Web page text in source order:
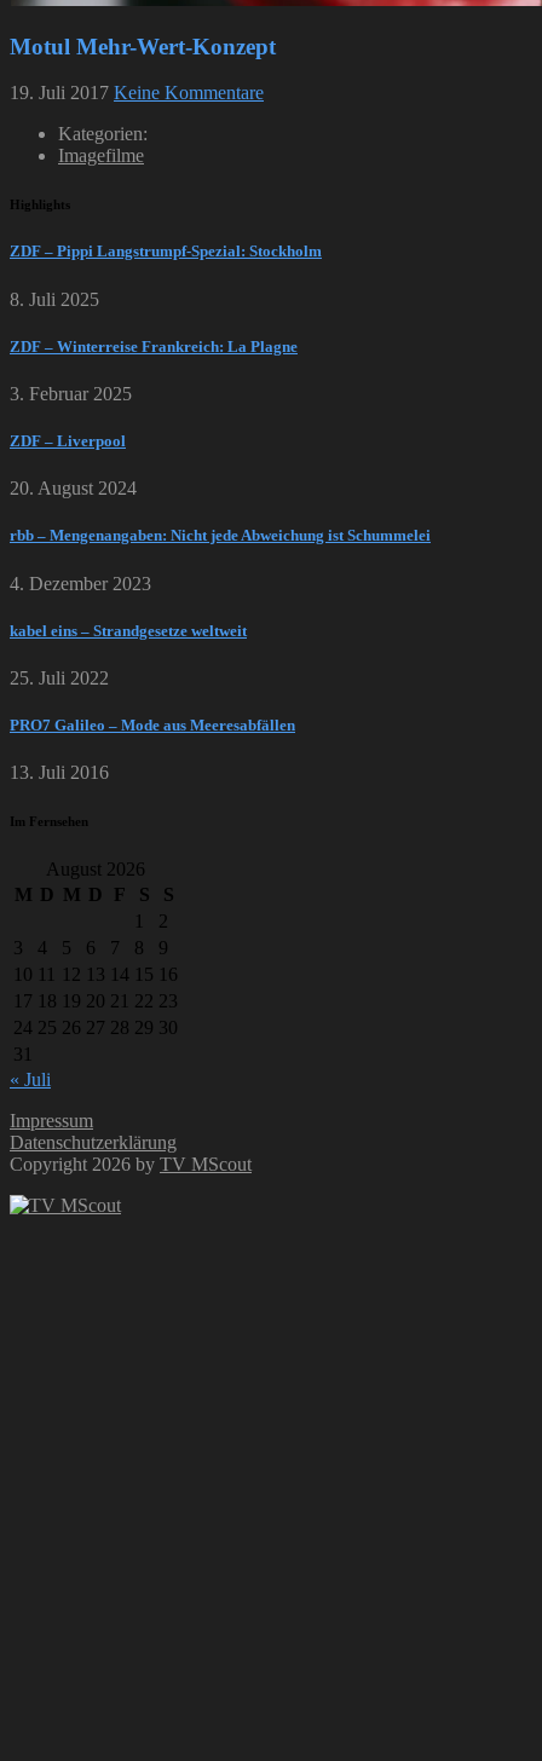
Motul Mehr-Wert-Konzept
19. Juli 2017 Keine Kommentare
Kategorien:
Imagefilme
Highlights
ZDF – Pippi Langstrumpf-Spezial: Stockholm
8. Juli 2025
ZDF – Winterreise Frankreich: La Plagne
3. Februar 2025
ZDF – Liverpool
20. August 2024
rbb – Mengenangaben: Nicht jede Abweichung ist Schummelei
4. Dezember 2023
kabel eins – Strandgesetze weltweit
25. Juli 2022
PRO7 Galileo – Mode aus Meeresabfällen
13. Juli 2016
Im Fernsehen
August 2026
M D M D F S
S
1
2
3
4 5 6 7 8
9
10 11 12 13 14 15 16
17 18 19 20 21 22 23
24 25 26 27 28 29 30
31
« Juli
Impressum
Datenschutzerklärung
Copyright 2026 by TV MScout